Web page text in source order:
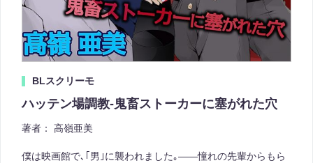
BLスクリーモ
ハッテン場調教-鬼畜ストーカーに塞がれた穴
著者： 高嶺亜美
僕は映画館で､｢男｣に襲われました｡――憧れの先輩からもら